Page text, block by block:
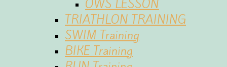
OWS LESSON
TRIATHLON TRAINING
SWIM Training
BIKE Training